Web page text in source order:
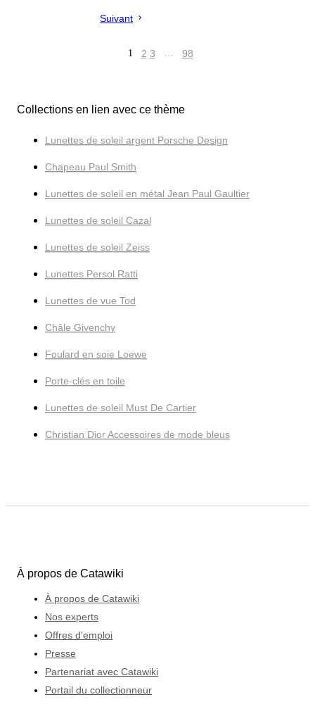
Suivant
1 2 3 … 98
Collections en lien avec ce thème
Lunettes de soleil argent Porsche Design
Chapeau Paul Smith
Lunettes de soleil en métal Jean Paul Gaultier
Lunettes de soleil Cazal
Lunettes de soleil Zeiss
Lunettes Persol Ratti
Lunettes de vue Tod
Châle Givenchy
Foulard en soie Loewe
Porte-clés en toile
Lunettes de soleil Must De Cartier
Christian Dior Accessoires de mode bleus
À propos de Catawiki
À propos de Catawiki
Nos experts
Offres d'emploi
Presse
Partenariat avec Catawiki
Portail du collectionneur